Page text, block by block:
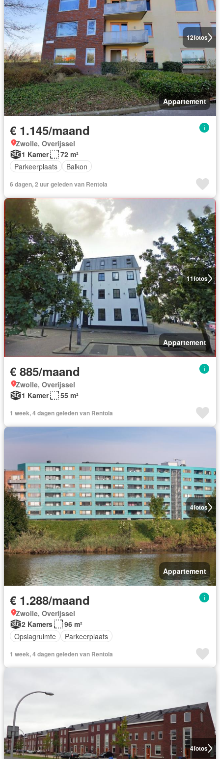
12fotos
Appartement
€ 1.145/maand
Zwolle, Overijssel
1 Kamer
72 m²
Parkeerplaats
Balkon
6 dagen, 2 uur geleden van Rentola
11fotos
Appartement
€ 885/maand
Zwolle, Overijssel
1 Kamer
55 m²
1 week, 4 dagen geleden van Rentola
4fotos
Appartement
€ 1.288/maand
Zwolle, Overijssel
2 Kamers
96 m²
Opslagruimte
Parkeerplaats
1 week, 4 dagen geleden van Rentola
4fotos